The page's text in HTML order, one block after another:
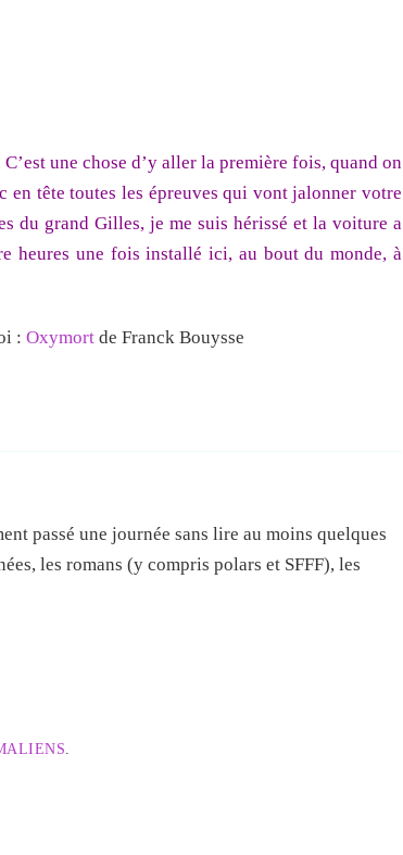
une chose d’y aller la première fois, quand on
en tête toutes les épreuves qui vont jalonner votre
du grand Gilles, je me suis hérissé et la voiture a
heures une fois installé ici, au bout du monde, à
: Oxymort de Franck Bouysse
passé une journée sans lire au moins quelques
les romans (y compris polars et SFFF), les
.